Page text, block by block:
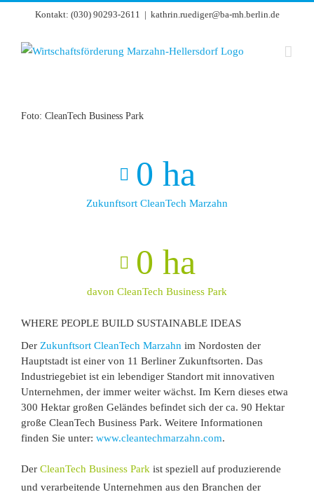
springen
Kontakt: (030) 90293-2611 | kathrin.ruediger@ba-mh.berlin.de
Foto: CleanTech Business Park
0 ha
Zukunftsort CleanTech Marzahn
0 ha
davon CleanTech Business Park
WHERE PEOPLE BUILD SUSTAINABLE IDEAS
Der Zukunftsort CleanTech Marzahn im Nordosten der
Hauptstadt ist einer von 11 Berliner Zukunftsorten. Das
Industriegebiet ist ein lebendiger Standort mit innovativen
Unternehmen, der immer weiter wächst. Im Kern dieses etwa
300 Hektar großen Geländes befindet sich der ca. 90 Hektar
große CleanTech Business Park. Weitere Informationen
finden Sie unter: www.cleantechmarzahn.com.
Der CleanTech Business Park ist speziell auf produzierende
und verarbeitende Unternehmen aus den Branchen der